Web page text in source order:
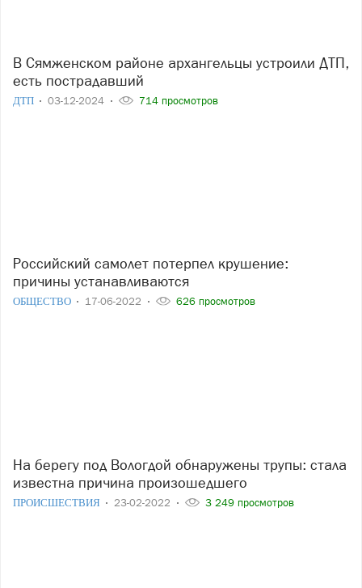
В Сямженском районе архангельцы устроили ДТП,
есть пострадавший
ДТП 03-12-2024 714 просмотров
Российский самолет потерпел крушение:
причины устанавливаются
ОБЩЕСТВО 17-06-2022 626 просмотров
На берегу под Вологдой обнаружены трупы: стала
известна причина произошедшего
ПРОИСШЕСТВИЯ 23-02-2022 3 249 просмотров